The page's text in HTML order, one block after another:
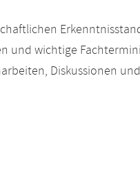
und wichtige
Diskussionen